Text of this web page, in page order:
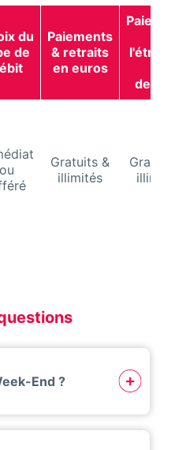
du
de
Paiements
& retraits
en euros
ou
Gratuits &
illimités
End ?